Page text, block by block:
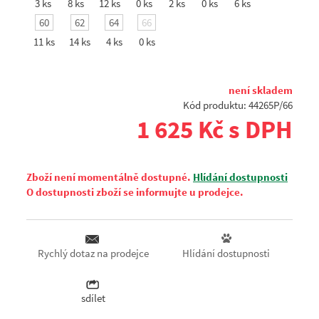
3 ks 8 ks 12 ks 0 ks 2 ks 0 ks
6 ks
60
11 ks
62
14 ks
64
4 ks
66
0 ks
není skladem
Kód produktu: 44265P/66
1 625 Kč s DPH
Zboží není momentálně dostupné. Hlídání dostupnosti
O dostupnosti zboží se informujte u prodejce.
Rychlý dotaz na prodejce Hlídání dostupnosti
sdílet